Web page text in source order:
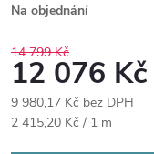
Na objednání
14 799 Kč
12 076 Kč
9 980,17 Kč bez DPH
Měrná
2 415,20 Kč / 1 m